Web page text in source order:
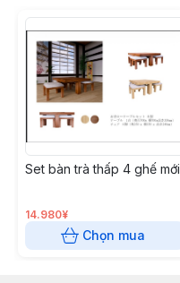
Set bàn trà thấp 4 ghế mới
14.980¥
Chọn mua